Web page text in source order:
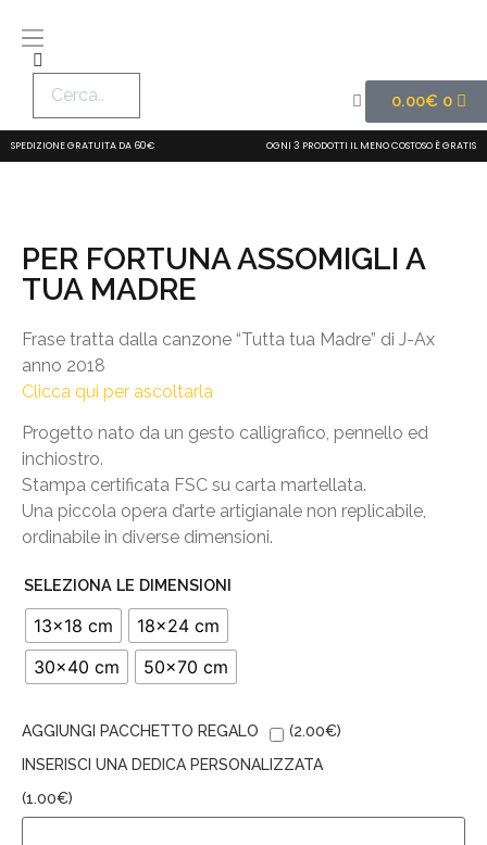
0.00€ 0
SPEDIZIONE GRATUITA DA 60€ OGNI 3 PRODOTTI IL MENO COSTOSO È GRATIS
PER FORTUNA ASSOMIGLI A
TUA MADRE
Frase tratta dalla canzone “Tutta tua Madre” di J-Ax
anno 2018
Clicca qui per ascoltarla
Progetto nato da un gesto calligrafico, pennello ed
inchiostro.
Stampa certificata FSC su carta martellata.
Una piccola opera d’arte artigianale non replicabile,
ordinabile in diverse dimensioni.
SELEZIONA LE DIMENSIONI
13x18 cm
18x24 cm
30x40 cm
50x70 cm
AGGIUNGI PACCHETTO REGALO (2.00€)
INSERISCI UNA DEDICA PERSONALIZZATA
(1.00€)